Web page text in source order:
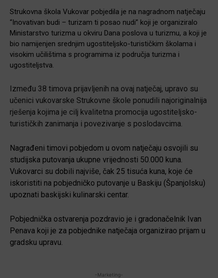
Strukovna škola Vukovar pobjedila je na nagradnom natječaju
“Inovativan budi – turizam ti posao nudi” koji je organiziralo
Ministarstvo turizma u okviru Dana poslova u turizmu, a koji je
bio namijenjen srednjim ugostiteljsko-turističkim školama i
visokim učilištima s programima iz područja turizma i
ugostiteljstva.
Između 38 timova prijavljenih na ovaj natječaj, upravo su
učenici vukovarske Strukovne škole ponudili najoriginalnija
rješenja kojima je cilj kvalitetna promocija ugostiteljsko-
turističkih zanimanja i povezivanje s poslodavcima.
Nagrađeni timovi pobjedom u ovom natječaju osvojili su
studijska putovanja ukupne vrijednosti 50.000 kuna.
Vukovarci su dobili najviše, čak 25 tisuća kuna, koje će
iskoristiti na pobjedničko putovanje u Baskiju (Španjolsku)
upoznati baskijski kulinarski centar.
Pobjednička ostvarenja pozdravio je i gradonačelnik Ivan
Penava koji je za pobjednike natječaja organizirao prijam u
gradsku upravu.
-Marketing-